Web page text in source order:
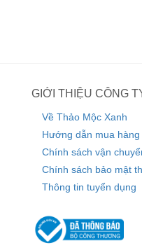
GIỚI THIỆU CÔNG
Về Thảo Mộc Xanh
Hướng dẫn mua hàng
Chính sách vận
Chính sách bảo mật
Thông tin tuyển dụng